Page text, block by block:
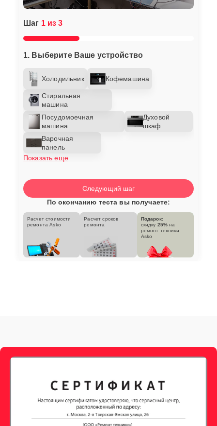
Шаг 1 из 3
1. Выберите Ваше устройство
Холодильник Кофемашина
Стиральная
машина
Посудомоечная
машина
Духовой
шкаф
Варочная
панель
Показать еще
Следующий шаг
По окончанию теста вы получаете:
Расчет стоимости
ремонта Asko
Расчет сроков
ремонта
Подарок:
скидку 25% на
ремонт техники
Asko